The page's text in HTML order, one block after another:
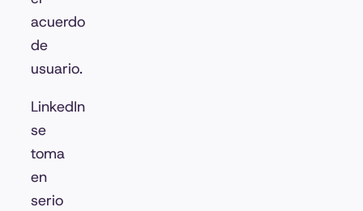
acuerdo
de
usuario.
LinkedIn
se
toma
en
serio